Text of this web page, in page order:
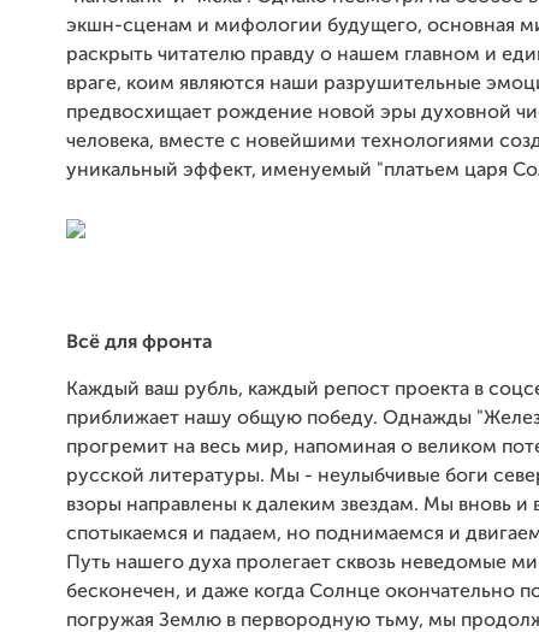
экшн-сценам и мифологии будущего, основная
раскрыть читателю правду о нашем главном и
враге, коим являются наши разрушительные
предвосхищает рождение новой эры духовной
человека, вместе с новейшими технологиями
уникальный эффект, именуемый "платьем царя
Всё для фронта
Каждый ваш рубль, каждый репост проекта в
приближает нашу общую победу. Однажды
прогремит на весь мир, напоминая о великом
русской литературы. Мы - неулыбчивые боги
взоры направлены к далеким звездам. Мы вновь и
спотыкаемся и падаем, но поднимаемся и
Путь нашего духа пролегает сквозь неведомые
бесконечен, и даже когда Солнце окончательно
погружая Землю в первородную тьму, мы